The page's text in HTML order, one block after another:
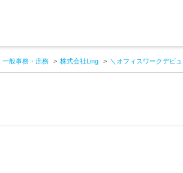
一般事務・庶務 株式会社Ling ＼オフィスワークデビ